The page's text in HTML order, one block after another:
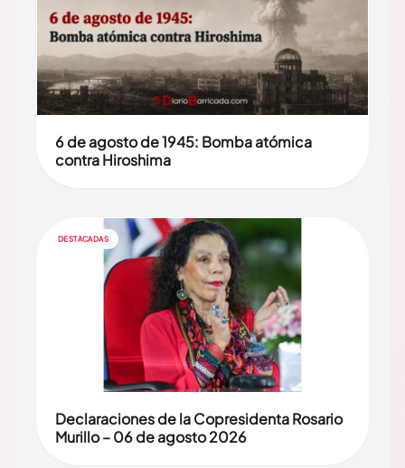
6 de agosto de 1945: Bomba atómica
contra Hiroshima
DESTACADAS
Declaraciones de la Copresidenta Rosario
Murillo – 06 de agosto 2026